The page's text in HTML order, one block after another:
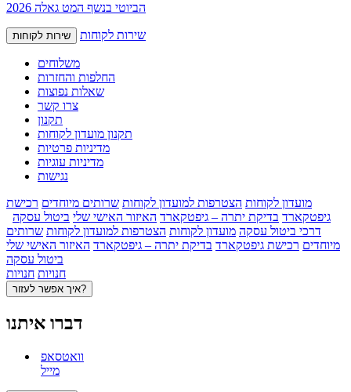
הביוטי בנשף המט גאלה 2026
שירות לקוחות שירות לקוחות
משלוחים
החלפות והחזרות
שאלות נפוצות
צרו קשר
תקנון
תקנון מועדון לקוחות
מדיניות פרטיות
מדיניות עוגיות
נגישות
מועדון לקוחות הצטרפות למועדון לקוחות שרותים מיוחדים רכישת
גיפטקארד בדיקת יתרה – גיפטקארד האיזור האישי שלי ביטול עסקה
דרכי ביטול עסקה מועדון לקוחות הצטרפות למועדון לקוחות שרותים
מיוחדים רכישת גיפטקארד בדיקת יתרה – גיפטקארד האיזור האישי שלי
ביטול עסקה
חנויות חנויות
איך אפשר לעזור?
דברו איתנו
וואטסאפ
מייל